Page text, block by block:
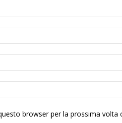
browser per la prossima volta